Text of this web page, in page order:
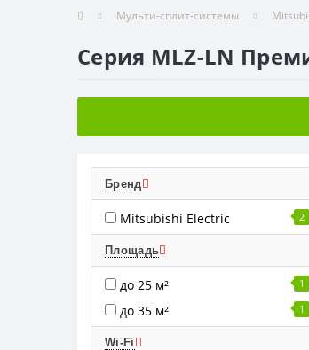
Мульти-сплит-системы
Серия MLZ-LN
Бренд
Mitsubishi Electric 2
Площадь
до 25 м² 1
до 35 м² 1
Wi-Fi